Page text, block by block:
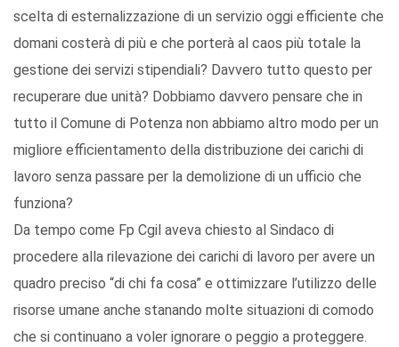
scelta di esternalizzazione di un servizio oggi efficiente che
domani costerà di più e che porterà al caos più totale la
gestione dei servizi stipendiali? Davvero tutto questo per
recuperare due unità? Dobbiamo davvero pensare che in
tutto il Comune di Potenza non abbiamo altro modo per un
migliore efficientamento della distribuzione dei carichi di
lavoro senza passare per la demolizione di un ufficio che
funziona?
Da tempo come Fp Cgil aveva chiesto al Sindaco di
procedere alla rilevazione dei carichi di lavoro per avere un
quadro preciso “di chi fa cosa” e ottimizzare l’utilizzo delle
risorse umane anche stanando molte situazioni di comodo
che si continuano a voler ignorare o peggio a proteggere.